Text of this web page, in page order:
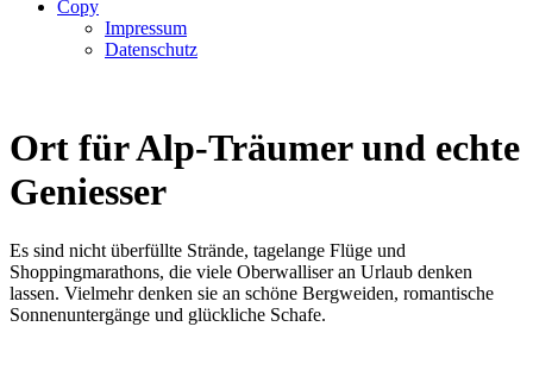
Copy
Impressum
Datenschutz
Ort für Alp-Träumer und echte
Geniesser
Es sind nicht überfüllte Strände, tagelange Flüge und
Shoppingmarathons, die viele Oberwalliser an Urlaub denken
lassen. Vielmehr denken sie an schöne Bergweiden, romantische
Sonnenuntergänge und glückliche Schafe.